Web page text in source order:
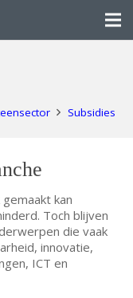
Subsidies
kan
Toch blijven
die vaak
innovatie,
ICT en